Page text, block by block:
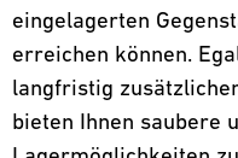
eingelagerten
erreichen können.
langfristig
bieten Ihnen saubere